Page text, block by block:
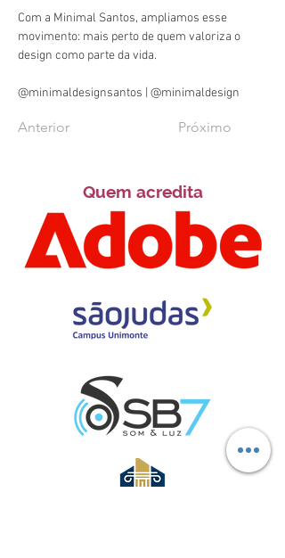
Com a Minimal Santos, ampliamos esse
movimento: mais perto de quem valoriza o
design como parte da vida.
@minimaldesignsantos | @minimaldesign
Anterior Próximo
Quem acredita